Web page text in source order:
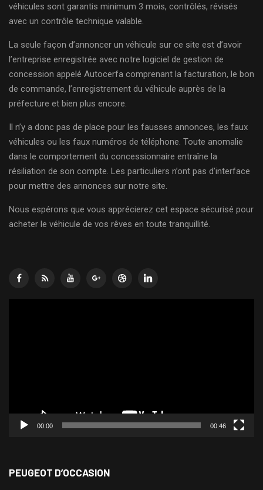
véhicules sont garantis minimum 3 mois, contrôlés, révisés
avec un contrôle technique valable.
La seule façon d’annoncer un véhicule sur ce site est d’avoir
l’entreprise enregistrée avec notre logiciel de gestion de
concession appelé Autocerfa comprenant la facturation, le bon
de commande, l’enregistrement du véhicule auprès de la
préfecture et bien plus encore.
Il n’y a donc pas de place pour les fausses annonces, les faux
véhicules ou les faux numéros de téléphone. Toute anomalie
dans le comportement du concessionnaire entraîne la
résiliation de son compte. Les particuliers n’ont pas d’interface
pour mettre des annonces sur notre site.
Nous espérons que vous apprécierez cet espace sécurisé pour
acheter le véhicule de vos rêves en toute tranquillité.
00:00 00:46
PEUGEOT D’OCCASION